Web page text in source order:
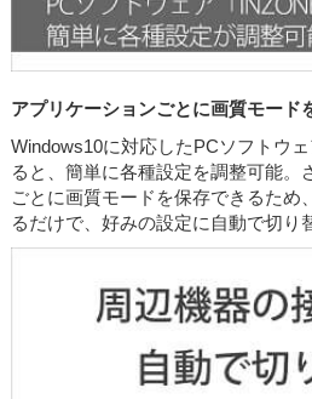
アプリケーションごとに画質モード
Windows10に対応したPCソフトウ
ると、簡単に各種設定を調整可能。
ごとに画質モードを保存できるため
るだけで、好みの設定に自動で切り